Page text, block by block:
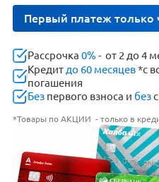
Первый платеж только
Рассрочка0% - от 2 до 4
Кредит до 60 месяцев*с
погашения
Без первого взноса и без
*Товары по АКЦИИ - только в